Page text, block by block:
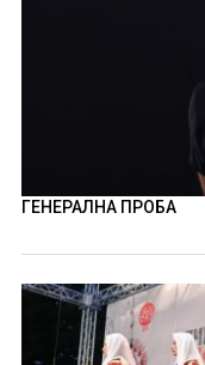
ГЕНЕРАЛНА ПРОБА